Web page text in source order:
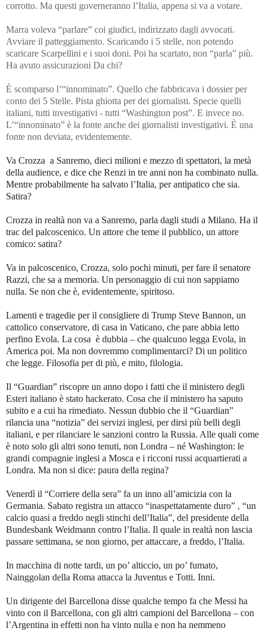
corrotto. Ma questi governeranno l’Italia, appena si va a votare.
Marra voleva “parlare” coi giudici, indirizzato dagli avvocati.
Avviare il patteggiamento. Scaricando i 5 stelle, non potendo
scaricare Scarpellini e i suoi doni. Poi ha scartato, non “parla” più.
Ha avuto assicurazioni Da chi?
È scomparso l’“innominato”. Quello che fabbricava i dossier per
conto dei 5 Stelle. Pista ghiotta per dei giornalisti. Specie quelli
italiani, tutti investigativi - tutti “Washington post”. E invece no.
L’“innominato” è la fonte anche dei giornalisti investigativi. È una
fonte non deviata, evidentemente.
Va Crozza a Sanremo, dieci milioni e mezzo di spettatori, la metà
della audience, e dice che Renzi in tre anni non ha combinato nulla.
Mentre probabilmente ha salvato l’Italia, per antipatico che sia.
Satira?
Crozza in realtà non va a Sanremo, parla dagli studi a Milano. Ha il
trac del palcoscenico. Un attore che teme il pubblico, un attore
comico: satira?
Va in palcoscenico, Crozza, solo pochi minuti, per fare il senatore
Razzi, che sa a memoria. Un personaggio di cui non sappiamo
nulla. Se non che è, evidentemente, spiritoso.
Lamenti e tragedie per il consigliere di Trump Steve Bannon, un
cattolico conservatore, di casa in Vaticano, che pare abbia letto
perfino Evola. La cosa è dubbia – che qualcuno legga Evola, in
America poi. Ma non dovremmo complimentarci? Di un politico
che legge. Filosofia per di più, e mito, filologia.
Il “Guardian” riscopre un anno dopo i fatti che il ministero degli
Esteri italiano è stato hackerato. Cosa che il ministero ha saputo
subito e a cui ha rimediato. Nessun dubbio che il “Guardian”
rilancia una “notizia” dei servizi inglesi, per dirsi più belli degli
italiani, e per rilanciare le sanzioni contro la Russia. Alle quali come
è noto solo gli altri sono tenuti, non Londra – né Washington: le
grandi compagnie inglesi a Mosca e i ricconi russi acquartierati a
Londra. Ma non si dice: paura della regina?
Venerdì il “Corriere della sera” fa un inno all’amicizia con la
Germania. Sabato registra un attacco “inaspettatamente duro” , “un
calcio quasi a freddo negli stinchi dell’Italia”, del presidente della
Bundesbank Weidmann contro l’Italia. Il quale in realtà non lascia
passare settimana, se non giorno, per attaccare, a freddo, l’Italia.
In macchina di notte tardi, un po’ alticcio, un po’ fumato,
Nainggolan della Roma attacca la Juventus e Totti. Inni.
Un dirigente del Barcellona disse qualche tempo fa che Messi ha
vinto con il Barcellona, con gli altri campioni del Barcellona – con
l’Argentina in effetti non ha vinto nulla e non ha nemmeno